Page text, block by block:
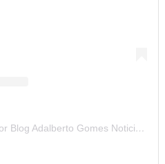
Uma publicação partilhada por Blog Adalberto Gomes Noticias (@blogadalbertogomesnoticiass)